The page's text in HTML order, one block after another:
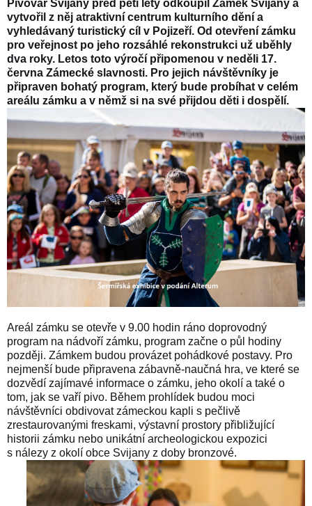
Pivovar Svijany před pěti lety odkoupil Zámek Svijany a
vytvořil z něj atraktivní centrum kulturního dění a
vyhledávaný turistický cíl v Pojizeří. Od otevření zámku
pro veřejnost po jeho rozsáhlé rekonstrukci už uběhly
dva roky. Letos toto výročí připomenou v neděli 17.
června Zámecké slavnosti. Pro jejich návštěvníky je
připraven bohatý program, který bude probíhat v celém
areálu zámku a v němž si na své přijdou děti i dospělí.
Areál zámku se otevře v 9.00 hodin ráno doprovodný
program na nádvoří zámku, program začne o půl hodiny
později. Zámkem budou provázet pohádkové postavy. Pro
nejmenší bude připravena zábavně-naučná hra, ve které se
dozvědí zajímavé informace o zámku, jeho okolí a také o
tom, jak se vaří pivo. Během prohlídek budou moci
návštěvníci obdivovat zámeckou kapli s pečlivě
zrestaurovanými freskami, výstavní prostory přibližující
historii zámku nebo unikátní archeologickou expozici
s nálezy z okolí obce Svijany z doby bronzové.